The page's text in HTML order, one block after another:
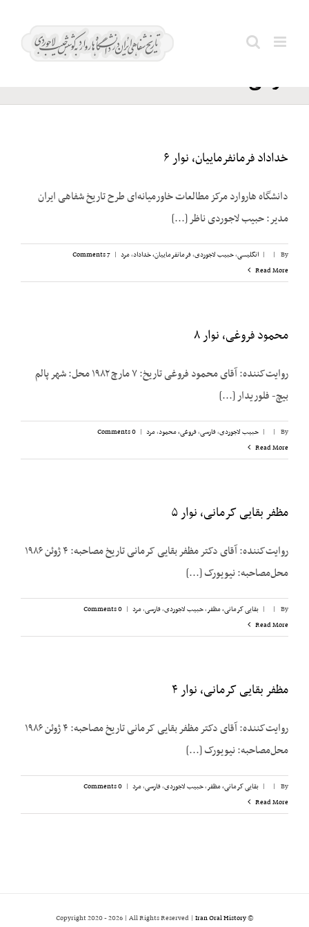
اسفندیاری؛
موسی
خداداد فرمانفرماییان، نوار ۶
دانشگاه هاروارد مرکز مطالعات خاورمیانه‌ای طرح تاریخ شفاهی ایران
مدیر: حبیب لاجوردی ناظر [...]
By
|
| انگلیسی,حبیب لاجوردی,فرمانفرماییان، خداداد,مرد |
7 Comments
Read More
محمود فروغی، نوار ۸
روایت‌کننده: آقای محمود فروغی تاریخ: ۷ مارچ ۱۹۸۲ محل: شهر پالم
بیچ- فلوریدار [...]
By
|
| حبیب لاجوردی,فارسی,فروغی، محمود,مرد |
0 Comments
Read More
مظفر بقایی کرمانی، نوار ۵
روایت‌کننده: آقای دکتر مظفر بقایی کرمانی تاریخ مصاحبه: ۴ ژوئن ۱۹۸۶
محل‌مصاحبه: نیویورک [...]
By
|
| بقایی کرمانی، مظفر,حبیب لاجوردی,فارسی,مرد |
0 Comments
Read More
مظفر بقایی کرمانی، نوار ۴
روایت‌کننده: آقای دکتر مظفر بقایی کرمانی تاریخ مصاحبه: ۴ ژوئن ۱۹۸۶
محل‌مصاحبه: نیویورک [...]
By
|
| بقایی کرمانی، مظفر,حبیب لاجوردی,فارسی,مرد |
0 Comments
Read More
© Copyright 2020 -
2026 | All Rights Reserved | Iran Oral History